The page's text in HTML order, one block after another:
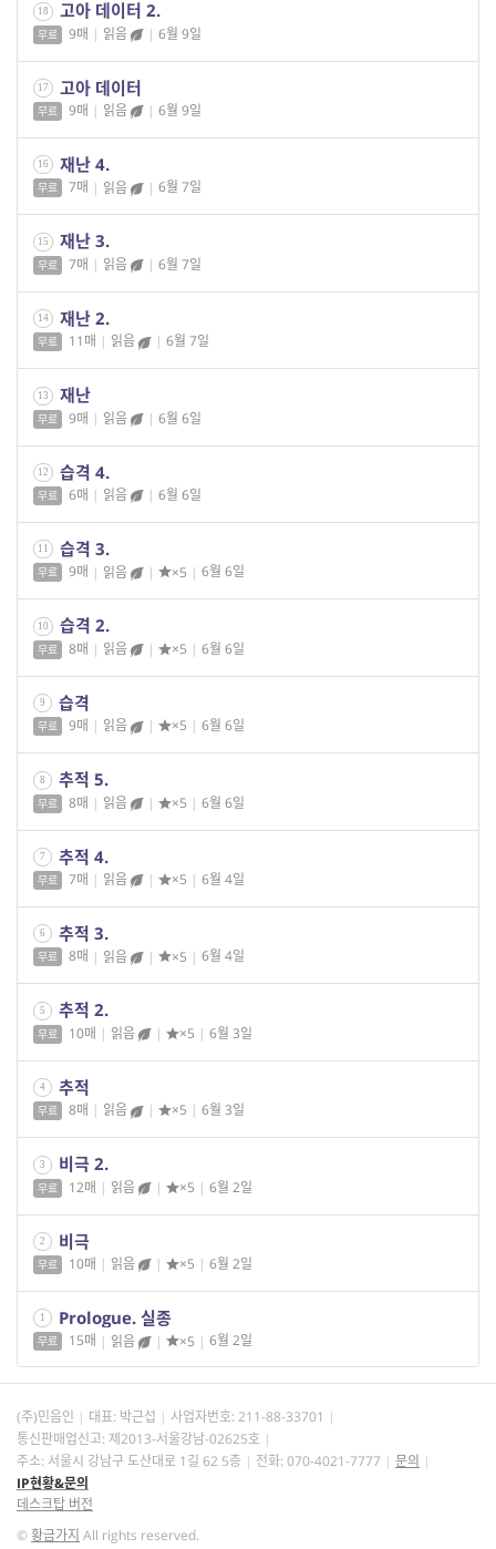
18 고아 데이터 2.
무료 9매 | 읽음 | 6월 9일
17 고아 데이터
무료 9매 | 읽음 | 6월 9일
16 재난 4.
무료 7매 | 읽음 | 6월 7일
15 재난 3.
무료 7매 | 읽음 | 6월 7일
14 재난 2.
무료 11매 | 읽음 | 6월 7일
13 재난
무료 9매 | 읽음 | 6월 6일
12 습격 4.
무료 6매 | 읽음 | 6월 6일
11 습격 3.
무료 9매 | 읽음 | ×5 | 6월 6일
10 습격 2.
무료 8매 | 읽음 | ×5 | 6월 6일
9 습격
무료 9매 | 읽음 | ×5 | 6월 6일
8 추적 5.
무료 8매 | 읽음 | ×5 | 6월 6일
7 추적 4.
무료 7매 | 읽음 | ×5 | 6월 4일
6 추적 3.
무료 8매 | 읽음 | ×5 | 6월 4일
5 추적 2.
무료 10매 | 읽음 | ×5 | 6월 3일
4 추적
무료 8매 | 읽음 | ×5 | 6월 3일
3 비극 2.
무료 12매 | 읽음 | ×5 | 6월 2일
2 비극
무료 10매 | 읽음 | ×5 | 6월 2일
1 Prologue. 실종
무료 15매 | 읽음 | ×5 | 6월 2일
(주)민음인 대표: 박근섭 사업자번호: 211-88-33701
통신판매업신고: 제2013-서울강남-02625호
주소: 서울시 강남구 도산대로 1길 62 5층
전화: 070-4021-7777
문의
IP현황&문의
데스크탑 버전
©황금가지 All rights reserved.